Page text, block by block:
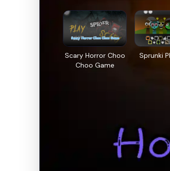
Scary Horror Choo
Choo Game
Sprunki